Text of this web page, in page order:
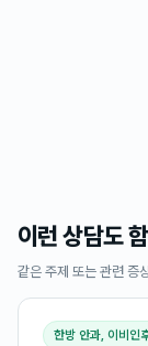
이런 상담도
같은 주제 또는 관련 증
한방 안과, 이비인